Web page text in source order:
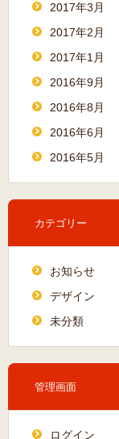
2017年3月
2017年2月
2017年1月
2016年9月
2016年8月
2016年6月
2016年5月
カテゴリー
お知らせ
デザイン
未分類
管理画面
ログイン